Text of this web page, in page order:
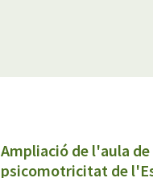
Ampliació de l'aula de
psicomotricitat de